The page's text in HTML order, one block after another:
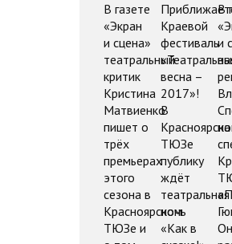
В газете
«Экран
и сцена»
театральный
критик
Кристина
Матвиенко
пишет о
трёх
премьерах
этого
сезона в
Красноярском
ТЮЗе и
Краевой
фестиваль
весна –
2017»!
В
ТЮЗе
публику
ждёт
театральная
ночь
«Как в
В
и
на